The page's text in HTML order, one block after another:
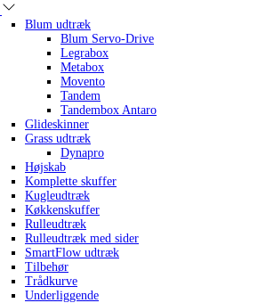
Blum udtræk
Blum Servo-Drive
Legrabox
Metabox
Movento
Tandem
Tandembox Antaro
Glideskinner
Grass udtræk
Dynapro
Højskab
Komplette skuffer
Kugleudtræk
Køkkenskuffer
Rulleudtræk
Rulleudtræk med sider
SmartFlow udtræk
Tilbehør
Trådkurve
Underliggende